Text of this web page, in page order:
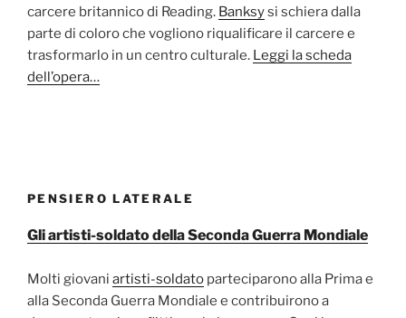
carcere britannico di Reading. Banksysi schiera dalla
parte di coloro che vogliono riqualificare il carcere e
trasformarlo in un centro culturale. Leggi la scheda
dell’opera…
PENSIERO LATERALE
Gli artisti-soldato della Seconda Guerra Mondiale
Molti giovani artisti-soldato parteciparono alla Prima e
alla Seconda Guerra Mondiale e contribuirono a